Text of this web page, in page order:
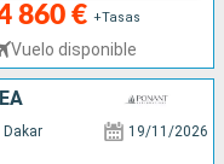
860 € +Tasas
Vuelo disponible
Dakar 19/11/2026